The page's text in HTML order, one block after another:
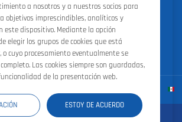
Performance Award 2018, 2019, 2020, 2021,
Studio ZONER a.s.
a nosotros y a nuestros socios para
objetivos imprescindibles, analíticos y
este dispositivo. Mediante la opción
elegir los grupos de cookies que está
o cuyo procesamiento eventualmente se
Las cookies siempre son guardadas,
de la presentación web.
ESTOY DE ACUERDO